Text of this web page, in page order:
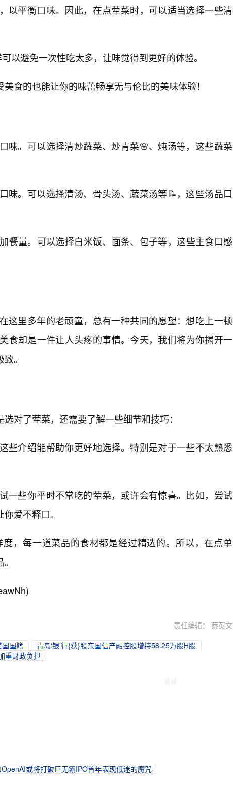
以平衡口味。因此，在点荤菜时，可以适当选择一些清
以避免一次性吃太多，让味觉得到更好的体验。
食的也能让你的味蕾畅享无与伦比的美味体验！
味。可以选择清炒蔬菜、炒青菜🌸、炖汤等，这些蔬菜
味。可以选择清汤、骨头汤、蔬菜汤等📝，这些汤品口
餐量。可以选择白米饭、面条、包子等，这些主食口感
这里多年的老顽童，总有一种共同的愿望：想吃上一顿
食却是一件让人头疼的事情。今天，我们将为你揭开一
。
对了荤菜，还需要了解一些细节和技巧：
些介绍能帮助你更好地选择。特别是对于一些不太熟悉
一些你平时不常吃的荤菜，或许会有惊喜。比如，尝试
爱不释口。
，每一道菜品的食材都是经过精选的。所以，在点单
责任编辑： 蔡英文
国国籍
青岛‘银’行{获}股东国信产融控股增持58.25万股H股
重财政负担
或将打破巨无霸IPO首年表现低迷的魔咒